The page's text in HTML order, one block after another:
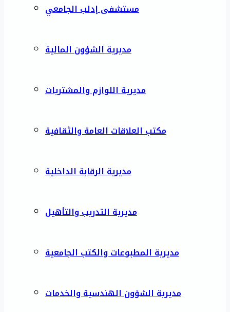
مستشفى إدلب الجامعي
مديرية الشؤون المالية
مديرية اللوازم والمشتريات
مكتب العلاقات العامة والثقافية
مديرية الرقابة الداخلية
مديرية التدريب والتأهيل
مديرية المطبوعات والكتب الجامعية
مديرية الشؤون الهندسية والخدمات